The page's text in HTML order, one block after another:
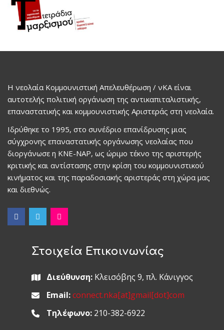
Η νεολαία Κομμουνιστική Απελευθέρωση / νΚΑ είναι
αυτοτελής πολιτική οργάνωση της αντικαπιταλιστικής,
επαναστατικής και κομμουνιστικής Αριστεράς στη νεολαία.
Ιδρύθηκε το 1995, στο συνέδριο επανίδρυσης μιας
σύγχρονης επαναστατικής οργάνωσης νεολαίας που
διοργάνωσε η ΚΝΕ-ΝΑΡ, ως ώριμο τέκνο της αριστερής
κριτικής και αντίστασης στην κρίση του κομμουνιστικού
κινήματος και της παραδοσιακής αριστεράς στη χώρα μας
και διεθνώς.
Στοιχεία Επικοινωνίας
Διεύθυνση:Κλεισόβης 9, πλ. Κάνιγγος
Email: connect.nka[at]gmail[dot]com
Τηλέφωνο:210-382-6922